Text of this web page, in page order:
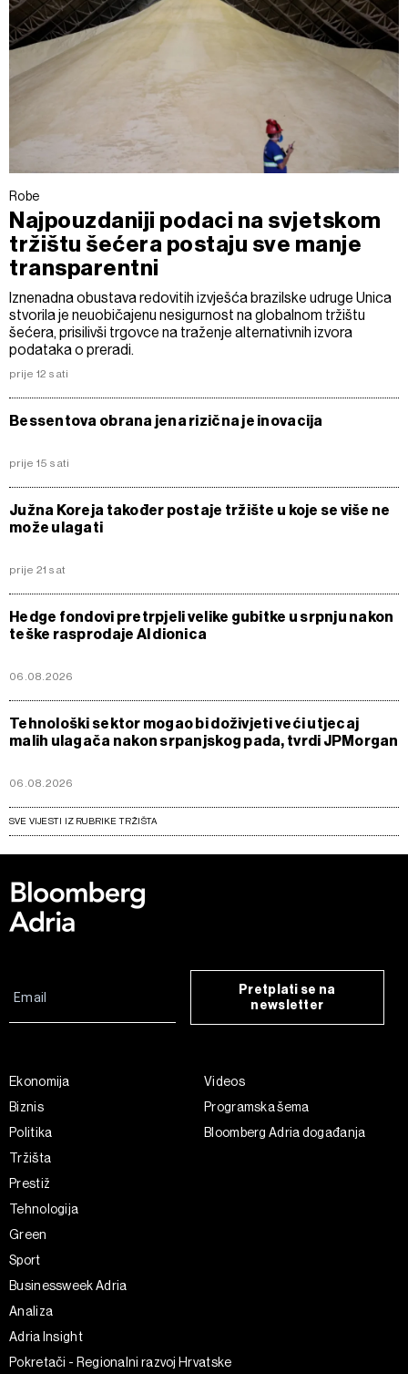
Robe
Najpouzdaniji podaci na svjetskom
tržištu šećera postaju sve manje
transparentni
Iznenadna obustava redovitih izvješća brazilske udruge Unica
stvorila je neuobičajenu nesigurnost na globalnom tržištu
šećera, prisilivši trgovce na traženje alternativnih izvora
podataka o preradi.
prije 12 sati
Bessentova obrana jena rizična je inovacija
prije 15 sati
Južna Koreja također postaje tržište u koje se više ne
može ulagati
prije 21 sat
Hedge fondovi pretrpjeli velike gubitke u srpnju nakon
teške rasprodaje AI dionica
06.08.2026
Tehnološki sektor mogao bi doživjeti veći utjecaj
malih ulagača nakon srpanjskog pada, tvrdi JPMorgan
06.08.2026
SVE VIJESTI IZ RUBRIKE TRŽIŠTA
Pretplati se na
newsletter
Ekonomija
Biznis
Politika
Tržišta
Prestiž
Tehnologija
Green
Sport
Businessweek Adria
Analiza
Adria Insight
Pokretači - Regionalni razvoj Hrvatske
Videos
Programska šema
Bloomberg Adria događanja